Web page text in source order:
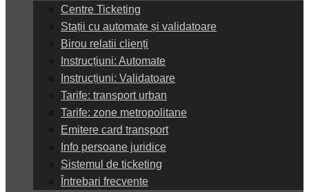
Centre Ticketing
Stații cu automate și validatoare
Birou relatii clienți
Instrucțiuni: Automate
Instrucțiuni: Validatoare
Tarife: transport urban
Tarife: zone metropolitane
Emitere card transport
Info persoane juridice
Sistemul de ticketing
Întrebari frecvente